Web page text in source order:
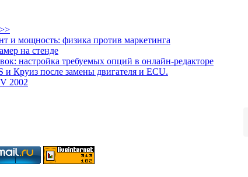
и мощность: физика против маркетинга
на стенде
настройка требуемых опций в онлайн-редакторе
и Круиз после замены двигателя и ECU.
2002